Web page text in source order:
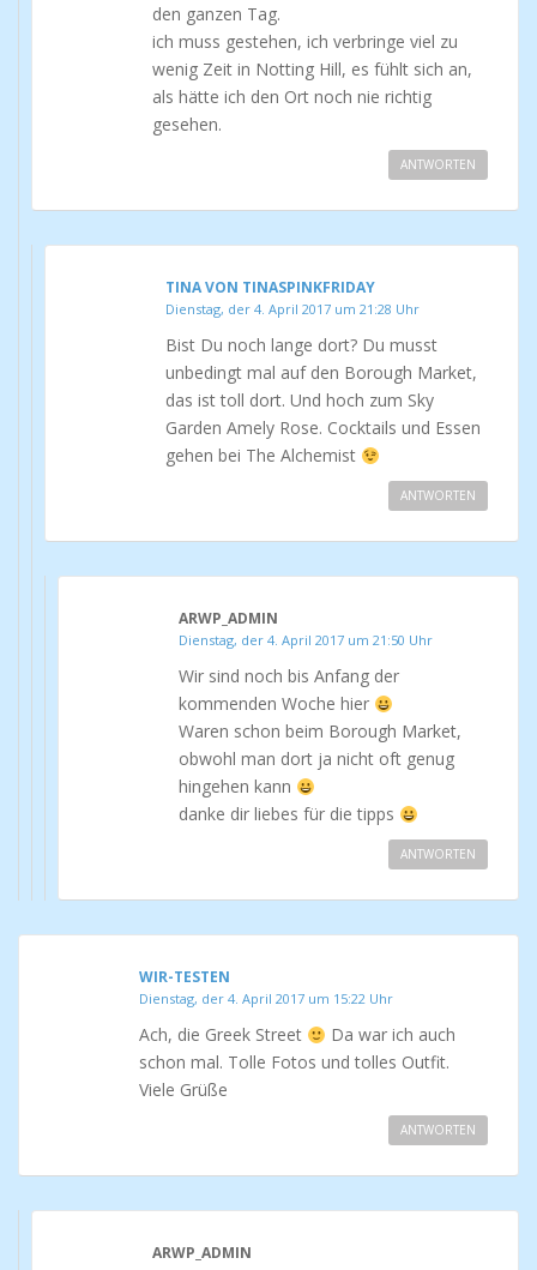
den ganzen Tag.
ich muss gestehen, ich verbringe viel zu
wenig Zeit in Notting Hill, es fühlt sich an,
als hätte ich den Ort noch nie richtig
gesehen.
ANTWORTEN
TINA VON TINASPINKFRIDAY
Dienstag, der 4. April 2017 um 21:28 Uhr
Bist Du noch lange dort? Du musst
unbedingt mal auf den Borough Market,
das ist toll dort. Und hoch zum Sky
Garden Amely Rose. Cocktails und Essen
gehen bei The Alchemist
ANTWORTEN
ARWP_ADMIN
Dienstag, der 4. April 2017 um 21:50 Uhr
Wir sind noch bis Anfang der
kommenden Woche hier
Waren schon beim Borough Market,
obwohl man dort ja nicht oft genug
hingehen kann
danke dir liebes für die tipps
ANTWORTEN
WIR-TESTEN
Dienstag, der 4. April 2017 um 15:22 Uhr
Ach, die Greek Street
Da war ich auch
schon mal. Tolle Fotos und tolles Outfit.
Viele Grüße
ANTWORTEN
ARWP_ADMIN